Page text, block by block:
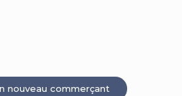
nouveau commerçant